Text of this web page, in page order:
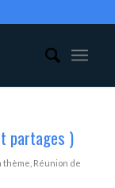
partages )
thème Réunion de